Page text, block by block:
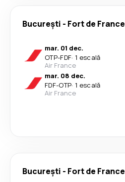
București - Fort de France
mar. 01 dec.
OTP-FDF· 1 escală
Air France
mar. 08 dec.
FDF-OTP· 1 escală
Air France
București - Fort de France